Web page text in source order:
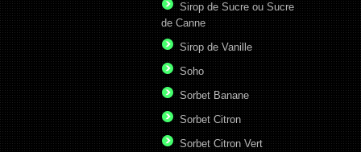
Sirop de Sucre ou Sucre
de Canne
Sirop de Vanille
Soho
Sorbet Banane
Sorbet Citron
Sorbet Citron Vert